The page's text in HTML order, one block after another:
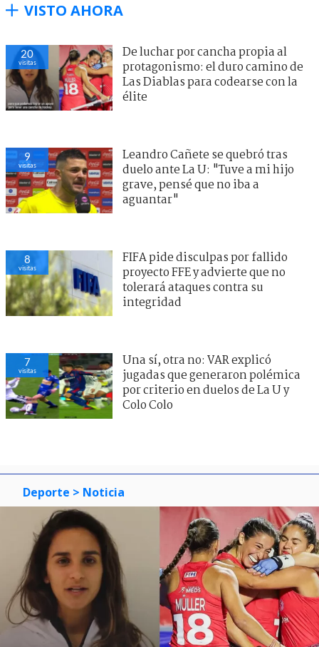
VISTO AHORA
21
visitas
De luchar por cancha propia al
protagonismo: el duro camino de
Las Diablas para codearse con la
élite
10
visitas
Leandro Cañete se quebró tras
duelo ante La U: "Tuve a mi hijo
grave, pensé que no iba a
aguantar"
8
visitas
FIFA pide disculpas por fallido
proyecto FFE y advierte que no
tolerará ataques contra su
integridad
7
visitas
Una sí, otra no: VAR explicó
jugadas que generaron polémica
por criterio en duelos de La U y
Colo Colo
Deporte > Noticia